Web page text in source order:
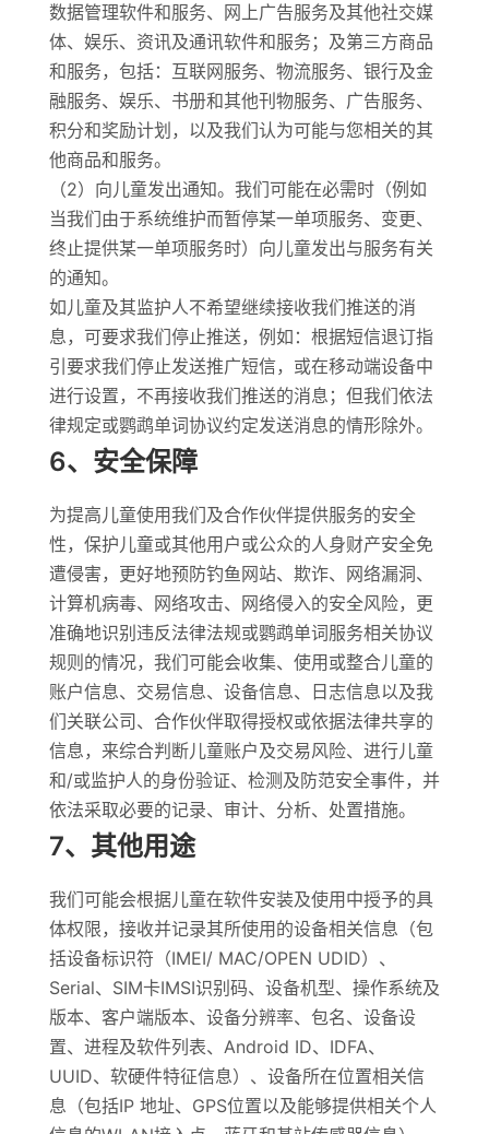
数据管理软件和服务、网上广告服务及其他社交媒
体、娱乐、资讯及通讯软件和服务；及第三方商品
和服务，包括：互联网服务、物流服务、银行及金
融服务、娱乐、书册和其他刊物服务、广告服务、
积分和奖励计划，以及我们认为可能与您相关的其
他商品和服务。
（2）向儿童发出通知。我们可能在必需时（例如
当我们由于系统维护而暂停某一单项服务、变更、
终止提供某一单项服务时）向儿童发出与服务有关
的通知。
如儿童及其监护人不希望继续接收我们推送的消
息，可要求我们停止推送，例如：根据短信退订指
引要求我们停止发送推广短信，或在移动端设备中
进行设置，不再接收我们推送的消息；但我们依法
律规定或鹦鹉单词协议约定发送消息的情形除外。
6、安全保障
为提高儿童使用我们及合作伙伴提供服务的安全
性，保护儿童或其他用户或公众的人身财产安全免
遭侵害，更好地预防钓鱼网站、欺诈、网络漏洞、
计算机病毒、网络攻击、网络侵入的安全风险，更
准确地识别违反法律法规或鹦鹉单词服务相关协议
规则的情况，我们可能会收集、使用或整合儿童的
账户信息、交易信息、设备信息、日志信息以及我
们关联公司、合作伙伴取得授权或依据法律共享的
信息，来综合判断儿童账户及交易风险、进行儿童
和/或监护人的身份验证、检测及防范安全事件，并
依法采取必要的记录、审计、分析、处置措施。
7、其他用途
我们可能会根据儿童在软件安装及使用中授予的具
体权限，接收并记录其所使用的设备相关信息（包
括设备标识符（IMEI/ MAC/OPEN UDID）、
Serial、SIM卡IMSI识别码、设备机型、操作系统及
版本、客户端版本、设备分辨率、包名、设备设
置、进程及软件列表、Android ID、IDFA、
UUID、软硬件特征信息）、设备所在位置相关信
息（包括IP 地址、GPS位置以及能够提供相关个人